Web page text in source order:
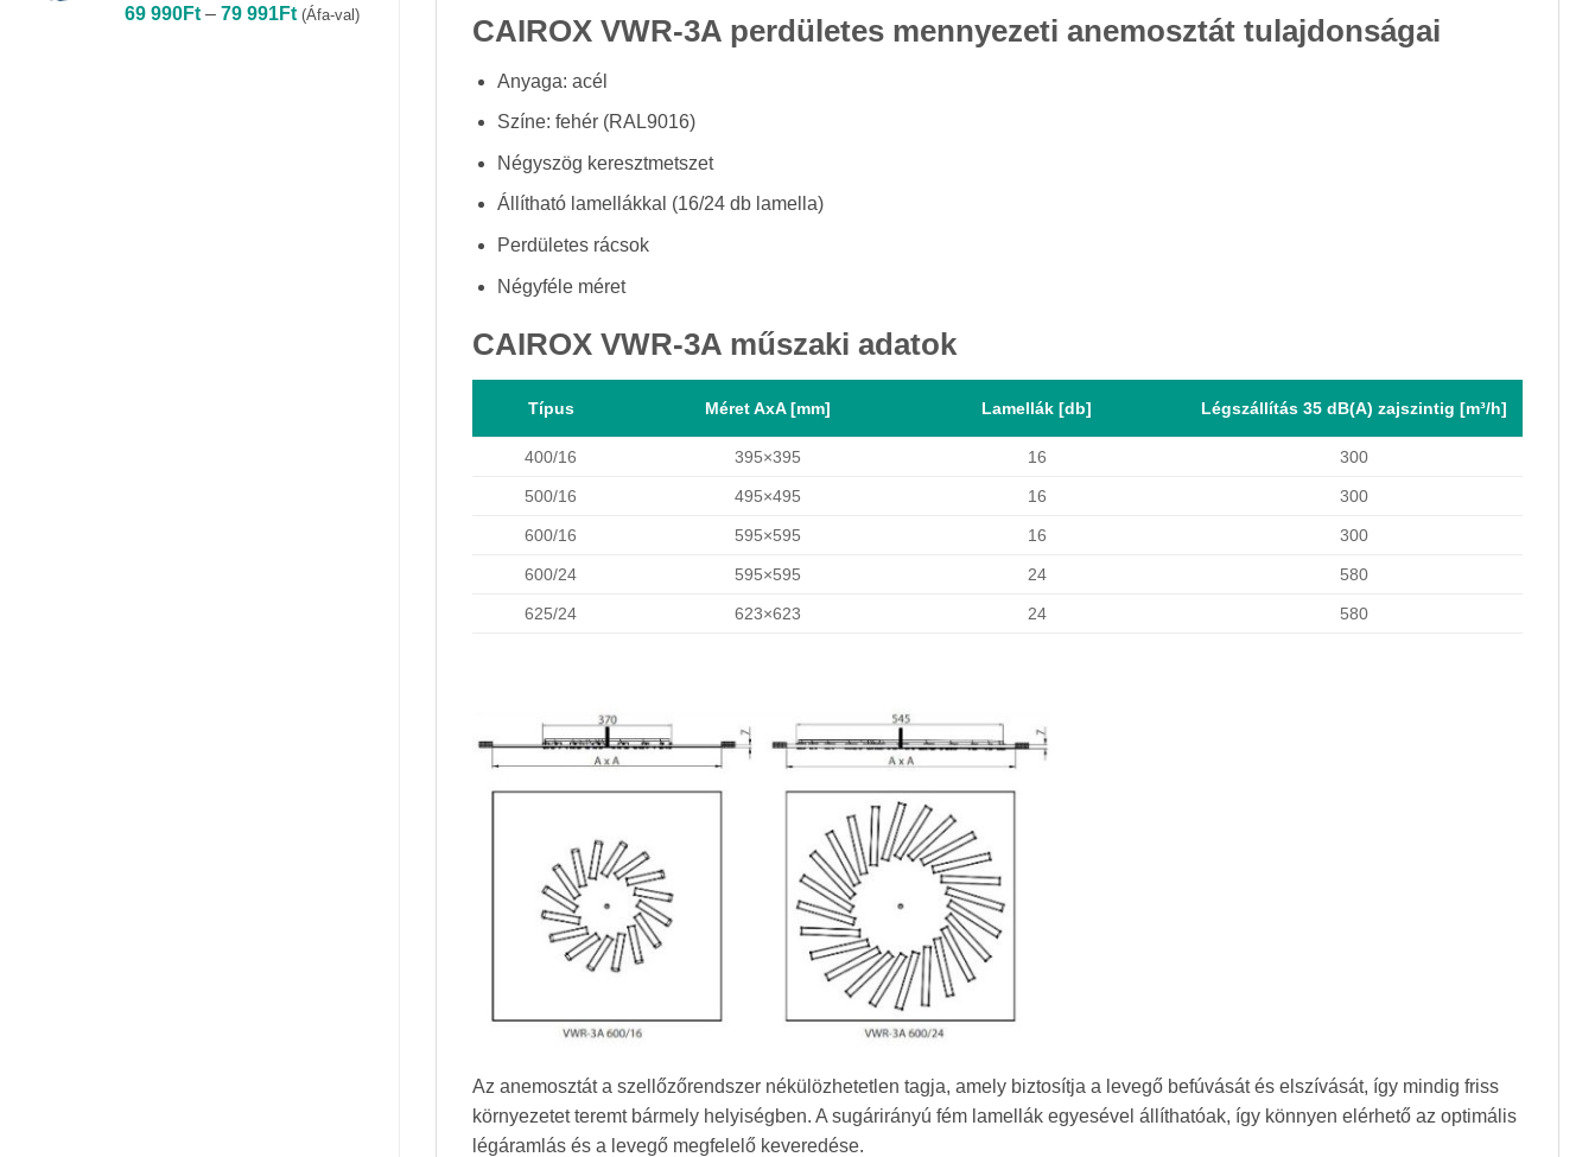
69 990Ft – 79 991FtÁrtartomány:
(Áfa-val) CAIROX VWR-3A perdületes mennyezeti anemosztát tulajdonságai
Anyaga: acél
Színe: fehér (RAL9016)
Négyszög keresztmetszet
Állítható lamellákkal (16/24 db lamella)
Perdületes rácsok
Négyféle méret
CAIROX VWR-3A műszaki adatok
Típus Méret AxA [mm] Lamellák [db] Légszállítás 35 dB(A) zajszintig [m³/h]
400/16 395×395 16 300
500/16 495×495 16 300
600/16 595×595 16 300
600/24 595×595 24 580
625/24 623×623 24 580
Az anemosztát a szellőzőrendszer nékülözhetetlen tagja, amely biztosítja a levegő befúvását és elszívását, így mindig friss
környezetet teremt bármely helyiségben. A sugárirányú fém lamellák egyesével állíthatóak, így könnyen elérhető az optimális
légáramlás és a levegő megfelelő keveredése.